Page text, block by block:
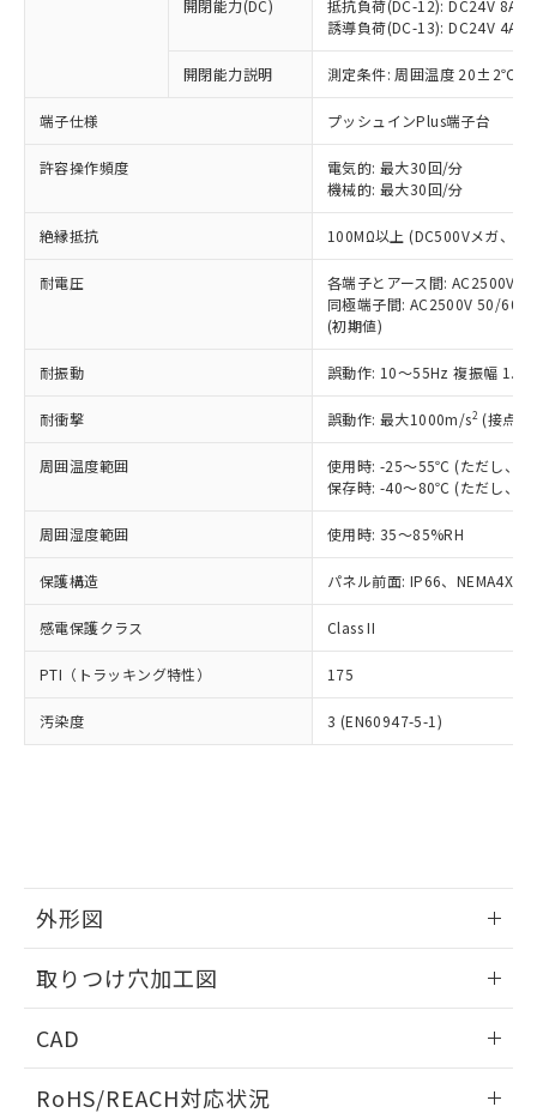
開閉能力(DC)
抵抗負荷(DC-12): DC24V 8A/
誘導負荷(DC-13): DC24V 4A/
開閉能力説明 測定条件: 周囲温度 20±2℃、
端子仕様 プッシュインPlus端子台
許容操作頻度
電気的: 最大30回/分
機械的: 最大30回/分
絶縁抵抗 100MΩ以上 (DC500Vメガ、点
耐電圧
各端子とアース間: AC2500V
同極端子間: AC2500V 50/
(初期値)
耐振動 誤動作: 10～55Hz 複振幅
耐衝撃 誤動作: 最大1000m/s2 (接点
周囲温度範囲
使用時: -25～55℃ (ただし、氷
保存時: -40～80℃ (ただし、氷
周囲湿度範囲 使用時: 35～85%RH
保護構造 パネル前面: IP66、NEMA4X,
感電保護クラス Class II
PTI（トラッキング特性） 175
汚染度 3 (EN60947-5-1)
外形図
取りつけ穴加工図
CAD
ドすることができます。
RoHS/REACH対応状況
ことをご了承ください。
在庫状況および標準価格照会結果は、
記載している更新日時点での社内デー
タに基づき作成されるものであり、閲
覧された時点での実際の在庫および標
準価格とは異なる場合があることをご
正式な納期状況および標準価格はお客
様のお取引先、またはお客様担当のオ
ムロン制御機器販売店・当社販売員に
オムロン制御機器販売店や当社販売拠
販売ネットワーク
」をご確認
在庫状況および標準価格結果を当社の
事前の承諾なく第三者に漏洩または開
示しないようお願いします。
マイパーツ機能（部品リスト作成サー
ビス）をご利用いただくには、I-Web
メンバーズにご登録されている必要が
お客様が当ウェブサイト上で当社にご
登録された部品リストについて、当社
および当社の共同利用者が、当社の製
品・サービスに関するお客様との取
引・商談に必要な範囲で利用すること
をご了承ください。
※当社の共同利用者とは、"個人情報
の「1.共同利
用者の範囲」に記載されている法人を
むを得ず変更することがあります。
*EU RoHS指令（10物質）：
鉛(Pb) 1000ppm以下、 水銀(Hg) 1000ppm以下、 カド
ミウム(Cd) 100ppm以下、
六価クロム(Cr(Ⅵ)) 1000ppm以下、ポリ臭化ビフェニル
類(PBB) 1000ppm以下、ポリ臭化ジフェニルエーテル類
(PBDE) 1000ppm以下、フタル酸ビス(2-エチルヘキシ
ル) (DEHP)(別名：DOP) 1000ppm以下、フタル酸ブチ
(DIBP) 1000ppm以下
但し、RoHS指令で産業用監視および制御機器に対する
フタル酸エステル類の４物質については閾値を超える意
図的な使用がないことを確認しています。
部品在庫の切り替え状況などにより、予定
月が前後することがあります。
※3 非含有証明書ダウンロード
下記の非含有証明書をダウンロードするこ
とができます。
EU RoHS指令（10物質）の非含有証明書
51物質の非含有証明書（当社基準）
※本証明書は発行日時点で非含有を証明す
欄に対応日を記載しておりました。
既に当社にて対応品への在庫切替を完了
り、2022年1月12日より割愛しておりま
す。
「－」：未確認です。当社販売部門へお問
*中国RoHS10物質の基準値 (GB/T26572)：
Pb(鉛) :1000ppm、 Hg(水銀) : 1000ppm、 Cd(カドミウ
ニル類) : 1000ppm、 PBDEs(ポリ臭化ジフェニルエーテ
DBP(フタル酸ジブチル) : 1000ppm、 DIBP(フタル酸ジ
イソブチル) : 1000ppm、 BBP(フタル酸ブチルベンジ
ル) : 1000ppm、
DEHP(フタル酸ビス(2-エチルヘキシル)) : 1000ppm
「ｅ」：有害物質（10物質）のすべてが基
準値以下であることを示します。
「10」：通常の使用状況下において有害物
質が外部に漏えいし、環境に深刻な影響を
及ぼさない年数を意味します。
「－」：未確認です。当社販売部門へお問
い合わせください。
当社は、これら貴社製品のうち、外国
為替および外国貿易法に定める商品
（以下｢規制貨物等」という）を輸出
または国外への提供する場合は、日本
国政府の輸出許可(または役務取引許
可)を取得するなどの必要な手続きを
当社は規制貨物を破棄する場合は、完
全に破砕するなど、違法に輸出されな
いよう必要な手段を講じます。
当社は貴社製品を、核兵器、ミサイ
ル、化学兵器、生物兵器またはその他
武器並びにこれらの製造装置等に一切
当社は、貴社製品を第三者に販売する
場合は、上記1、2および3の内容を当
該第三者に通知します。また当社は、
販売先および販売に係わる関係者が違
法に輸出するおそれがある場合は、取
り引きをいたしません。
○ 一定数以上の在庫あり
一定数には満たないが在庫あり
在庫なし(最新の在庫状況につ
いては、お客様のお取引先、ま
たはお客様担当のオムロン制御
機器販売店・当社販売員にご確
白
受注生産機種、また在庫状況の
情報を公開していない機種